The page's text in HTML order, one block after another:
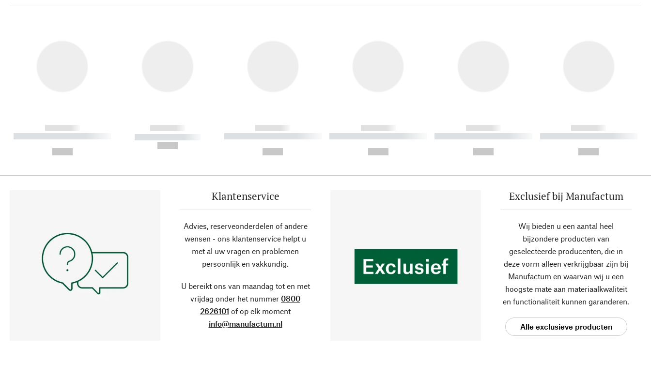
------------
----------- ----------- ----------
------------
----------- -----------
------------
----------- ----------- ----------
------------
----------- ----------- ----------
------------
----------- ----------- ----------
------------
----------- ----------- ----------
Klantenservice
Advies, reserveonderdelen of andere
wensen - ons klantenservice helpt u
met al uw vragen en problemen
persoonlijk en vakkundig.
U bereikt ons van maandag tot en met
vrijdag onder het nummer 0800
2626101 of op elk moment
info@manufactum.nl
Exclusief bij Manufactum
Wij bieden u een aantal heel
bijzondere producten van
geselecteerde producenten, die in
deze vorm alleen verkrijgbaar zijn bij
Manufactum en waarvan wij u een
hoogste mate aan materiaalkwaliteit
en functionaliteit kunnen garanderen.
Alle exclusieve producten